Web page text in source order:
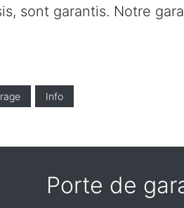
sont garantis. Notre
Info
Porte de